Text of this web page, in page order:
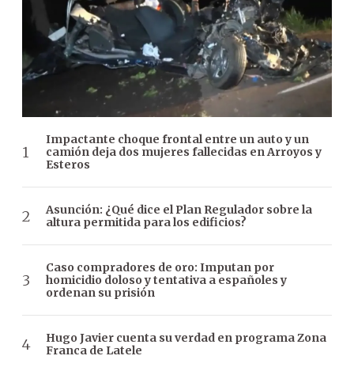
Impactante choque frontal entre un auto y un
camión deja dos mujeres fallecidas en Arroyos y
Esteros
Asunción: ¿Qué dice el Plan Regulador sobre la
altura permitida para los edificios?
Caso compradores de oro: Imputan por
homicidio doloso y tentativa a españoles y
ordenan su prisión
Hugo Javier cuenta su verdad en programa Zona
Franca de Latele